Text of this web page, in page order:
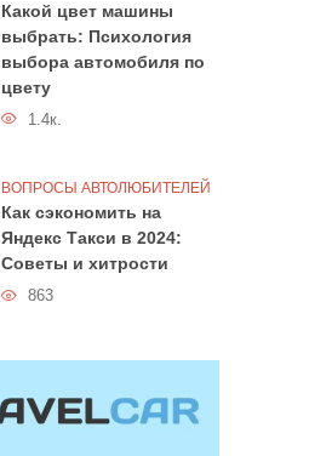
Какой цвет машины
выбрать: Психология
выбора автомобиля по
цвету
1.4к.
ВОПРОСЫ АВТОЛЮБИТЕЛЕЙ
Как сэкономить на
Яндекс Такси в 2024:
Советы и хитрости
863